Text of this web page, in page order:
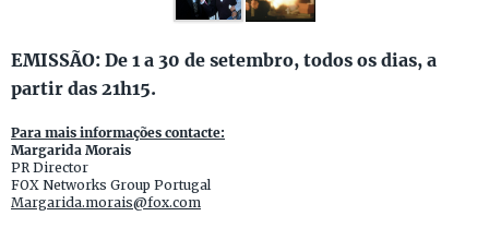
EMISSÃO: De 1 a 30 de setembro, todos os dias, a
partir das 21h15.
Para mais informações contacte:
Margarida Morais
PR Director
FOX Networks Group Portugal
Margarida.morais@fox.com